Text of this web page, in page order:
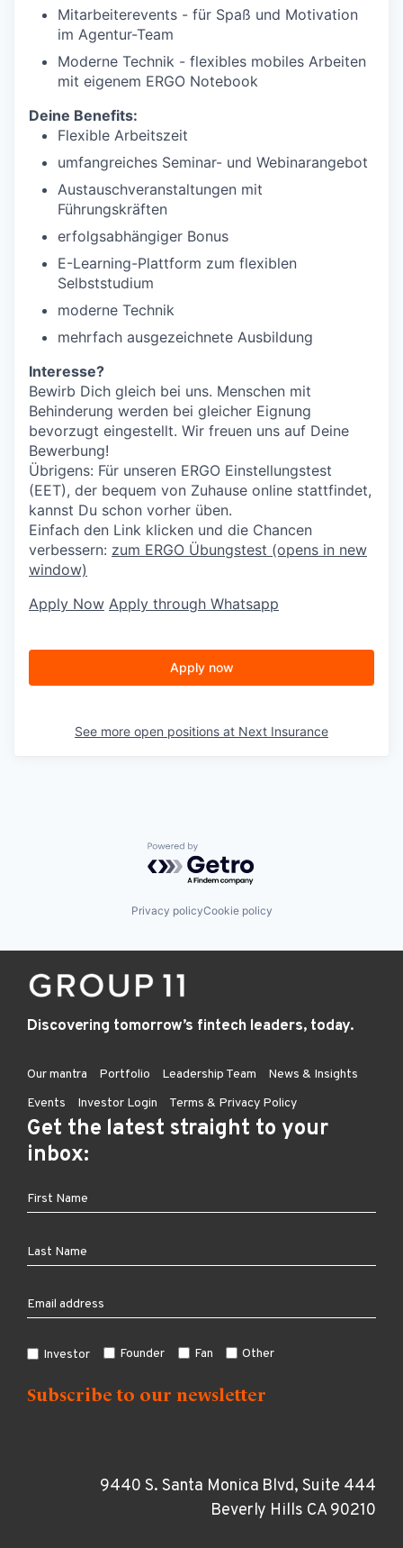
Mitarbeiterevents - für Spaß und Motivation
im Agentur-Team
Moderne Technik - flexibles mobiles Arbeiten
mit eigenem ERGO Notebook
Deine Benefits:
Flexible Arbeitszeit
umfangreiches Seminar- und Webinarangebot
Austauschveranstaltungen mit
Führungskräften
erfolgsabhängiger Bonus
E-Learning-Plattform zum flexiblen
Selbststudium
moderne Technik
mehrfach ausgezeichnete Ausbildung
Interesse?
Bewirb Dich gleich bei uns. Menschen mit
Behinderung werden bei gleicher Eignung
bevorzugt eingestellt. Wir freuen uns auf Deine
Bewerbung!
Übrigens: Für unseren ERGO Einstellungstest
(EET), der bequem von Zuhause online stattfindet,
kannst Du schon vorher üben.
Einfach den Link klicken und die Chancen
verbessern: zum ERGO Übungstest (opens in new
window)
Apply Now Apply through Whatsapp
Apply now
See more open positions at Next Insurance
Powered by Getro.com
Privacy policyCookie policy
Discovering tomorrow’s fintech leaders, today.
Our mantra Portfolio Leadership Team
News & Insights
Events
Investor Login Terms & Privacy Policy
Get the latest straight to your
inbox:
Investor Founder Fan Other
9440 S. Santa Monica Blvd, Suite 444
Beverly Hills CA 90210